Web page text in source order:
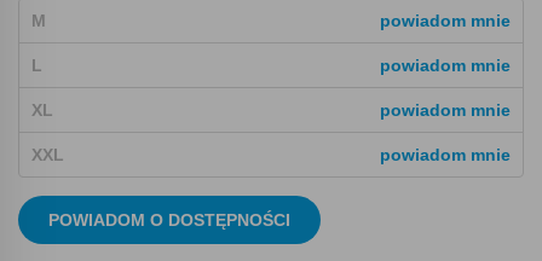
M powiadom mnie
L powiadom mnie
XL powiadom mnie
XXL powiadom mnie
POWIADOM O DOSTĘPNOŚCI